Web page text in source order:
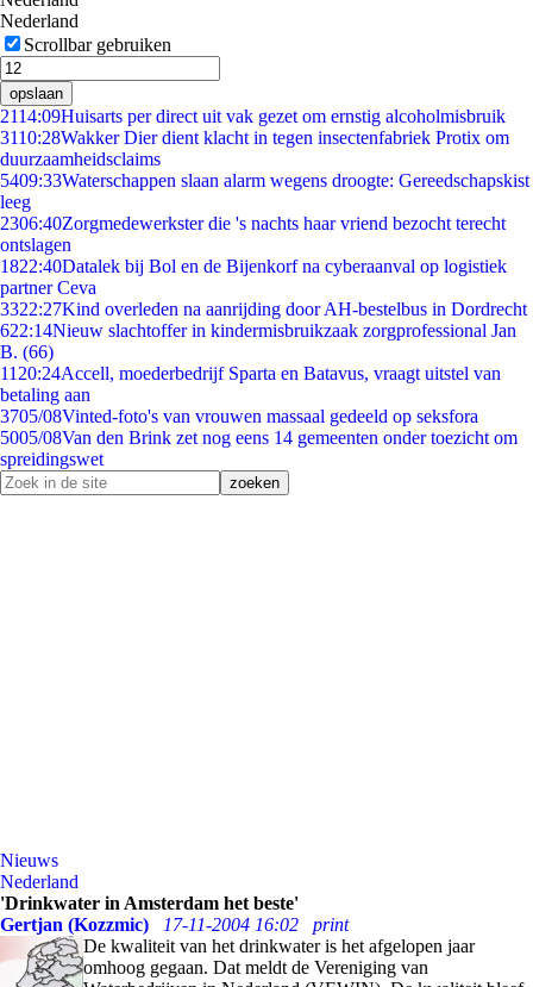
Nederland
Scrollbar gebruiken
opslaan
2114:09Huisarts per direct uit vak gezet om ernstig alcoholmisbruik
3110:28Wakker Dier dient klacht in tegen insectenfabriek Protix om
duurzaamheidsclaims
5409:33Waterschappen slaan alarm wegens droogte: Gereedschapskist
leeg
2306:40Zorgmedewerkster die 's nachts haar vriend bezocht terecht
ontslagen
1822:40Datalek bij Bol en de Bijenkorf na cyberaanval op logistiek
partner Ceva
3322:27Kind overleden na aanrijding door AH-bestelbus in Dordrecht
622:14Nieuw slachtoffer in kindermisbruikzaak zorgprofessional Jan
B. (66)
11 20:24Accell, moederbedrijf Sparta en Batavus, vraagt uitstel van
betaling aan
3705/08Vinted-foto's van vrouwen massaal gedeeld op seksfora
5005/08Van den Brink zet nog eens 14 gemeenten onder toezicht om
spreidingswet
Nieuws
Nederland
'Drinkwater in Amsterdam het beste'
Gertjan (Kozzmic)
17-11-2004 16:02
print
De kwaliteit van het drinkwater is het afgelopen jaar
omhoog gegaan. Dat meldt de Vereniging van